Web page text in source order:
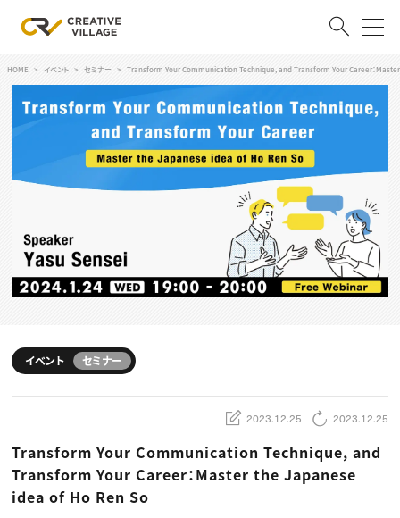
ログイン 会員登録
CREATIVE JOB求人検索
特集求人
採用説明会
転職支援サービス
CONTENTS
スキルアップしたい！ トップ
デザイン
動画配信・映像制作
ディレクション
業界解説・キャリア事情
お役立ち基礎知識
TOP Creator’s コラム
ゲームクリエイター
映像クリエイター
マーケッター
クリエイターインタビュー
C＆R Magazine
ニュース・トレンド
ニュース・トレンド トップ
HOME イベント セミナー Transform Your Communication Technique, and Transform Your Career：
イベント セミナー
2023.12.25 2023.12.25
Transform Your Communication Technique, and
Transform Your Career：Master the Japanese
idea of Ho Ren So